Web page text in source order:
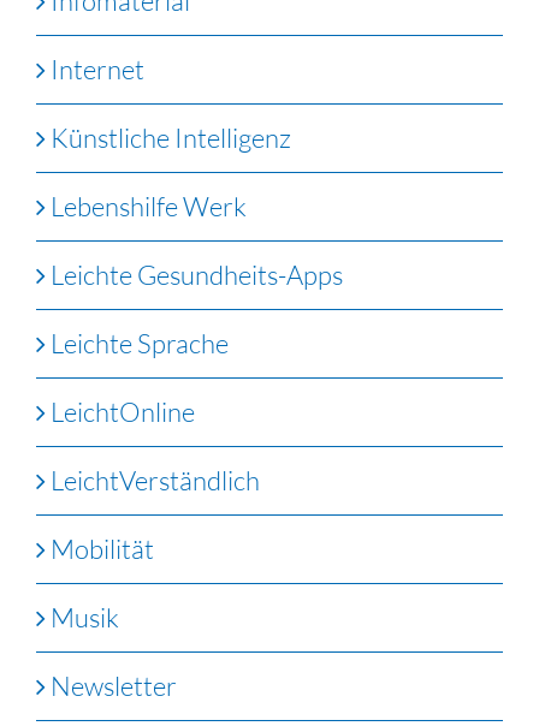
Internet
Künstliche Intelligenz
Lebenshilfe Werk
Leichte Gesundheits-Apps
Leichte Sprache
LeichtOnline
LeichtVerständlich
Mobilität
Musik
Newsletter